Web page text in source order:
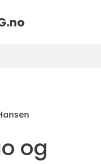
no
og